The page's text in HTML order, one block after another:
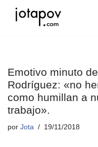
Emotivo minuto
Rodríguez: «no
como humillan a
trabajo».
por Jota 19/11/2018